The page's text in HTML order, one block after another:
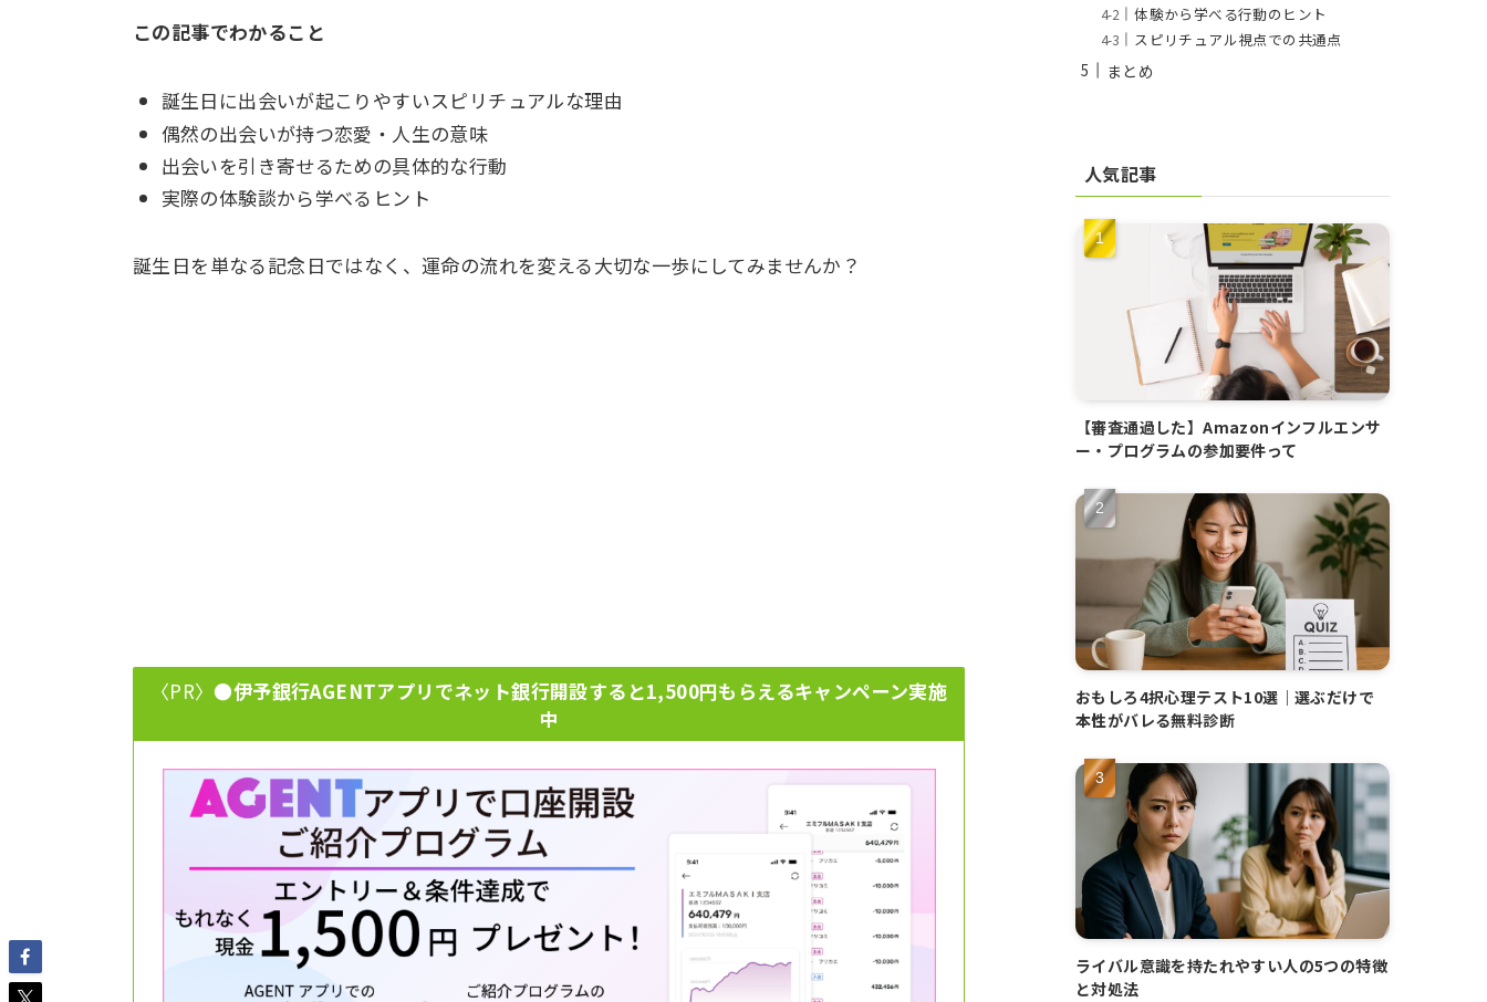
この記事でわかること
誕生日に出会いが起こりやすいスピリチュアルな理由
偶然の出会いが持つ恋愛・人生の意味
出会いを引き寄せるための具体的な行動
実際の体験談から学べるヒント
誕生日を単なる記念日ではなく、運命の流れを変える大切な一歩にしてみませんか？
〈PR〉●伊予銀行AGENTアプリでネット銀行開設すると1,500円もらえるキャンペーン実施
中
体験から学べる行動のヒント
スピリチュアル視点での共通点
まとめ
人気記事
【審査通過した】Amazonインフルエンサ
ー・プログラムの参加要件って
おもしろ4択心理テスト10選｜選ぶだけで
本性がバレる無料診断
ライバル意識を持たれやすい人の5つの特徴
と対処法